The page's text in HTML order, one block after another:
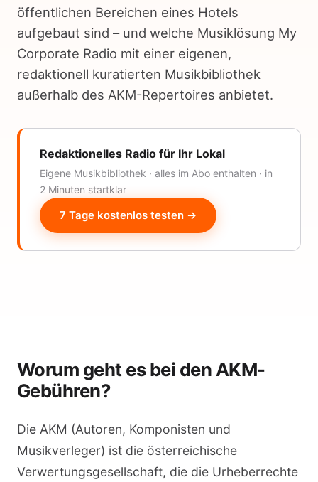
öffentlichen Bereichen eines Hotels
aufgebaut sind – und welche Musiklösung My
Corporate Radio mit einer eigenen,
redaktionell kuratierten Musikbibliothek
außerhalb des AKM-Repertoires anbietet.
Redaktionelles Radio für Ihr Lokal
Eigene Musikbibliothek · alles im Abo enthalten · in
2 Minuten startklar
7 Tage kostenlos testen →
Worum geht es bei den AKM-
Gebühren?
Die AKM (Autoren, Komponisten und
Musikverleger) ist die österreichische
Verwertungsgesellschaft, die die Urheberrechte